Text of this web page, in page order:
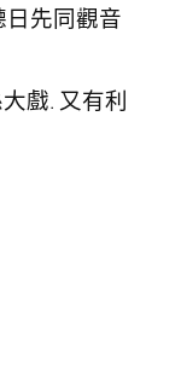
日先同觀音
戲. 又有利